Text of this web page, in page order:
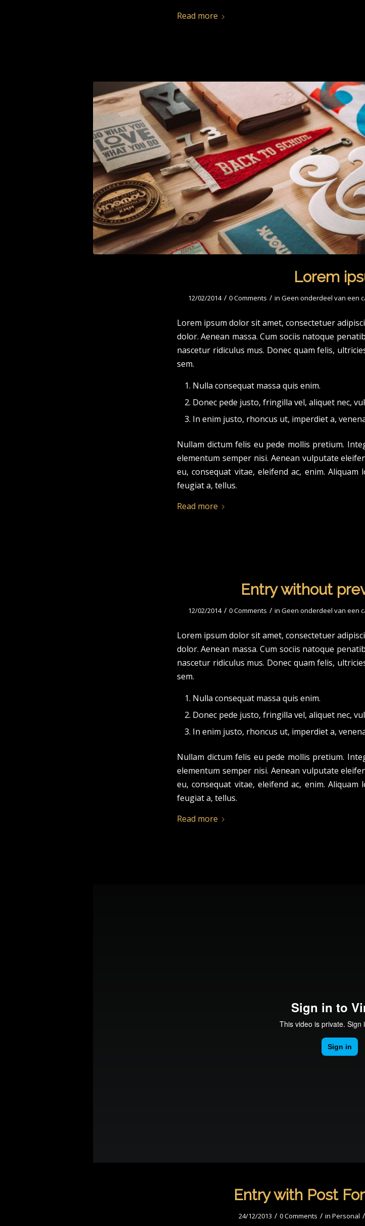
Read more
Lorem
12/02/2014 / 0 Comments / in Geen onderdeel van een
Lorem ipsum dolor sit amet, consectetuer
dolor. Aenean massa. Cum sociis natoque
nascetur ridiculus mus. Donec quam felis,
sem.
Nulla consequat massa quis enim.
Donec pede justo, fringilla vel, aliquet nec,
In enim justo, rhoncus ut, imperdiet a,
Nullam dictum felis eu pede mollis pretium.
elementum semper nisi. Aenean vulputate
eu, consequat vitae, eleifend ac, enim.
feugiat a, tellus.
Read more
Entry without
12/02/2014 / 0 Comments / in Geen onderdeel van een
Lorem ipsum dolor sit amet, consectetuer
dolor. Aenean massa. Cum sociis natoque
nascetur ridiculus mus. Donec quam felis,
sem.
Nulla consequat massa quis enim.
Donec pede justo, fringilla vel, aliquet nec,
In enim justo, rhoncus ut, imperdiet a,
Nullam dictum felis eu pede mollis pretium.
elementum semper nisi. Aenean vulputate
eu, consequat vitae, eleifend ac, enim.
feugiat a, tellus.
Read more
Entry with Post
24/12/2013 / 0 Comments / in Personal /